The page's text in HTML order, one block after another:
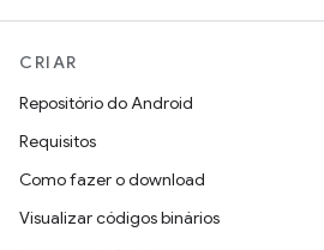
CRIAR
Repositório do Android
Requisitos
Como fazer o download
Visualizar códigos binários